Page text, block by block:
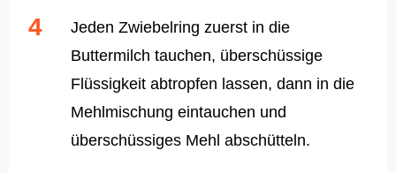
Jeden Zwiebelring zuerst in die
Buttermilch tauchen, überschüssige
Flüssigkeit abtropfen lassen, dann in die
Mehlmischung eintauchen und
überschüssiges Mehl abschütteln.